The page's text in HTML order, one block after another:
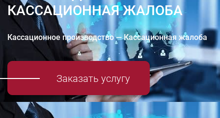
КАССАЦИОННАЯ ЖАЛОБА
Кассационное производство — Кассационная жалоба
Заказать услугу